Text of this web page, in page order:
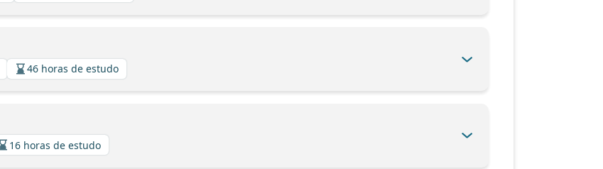
46 horas de estudo
16 horas de estudo